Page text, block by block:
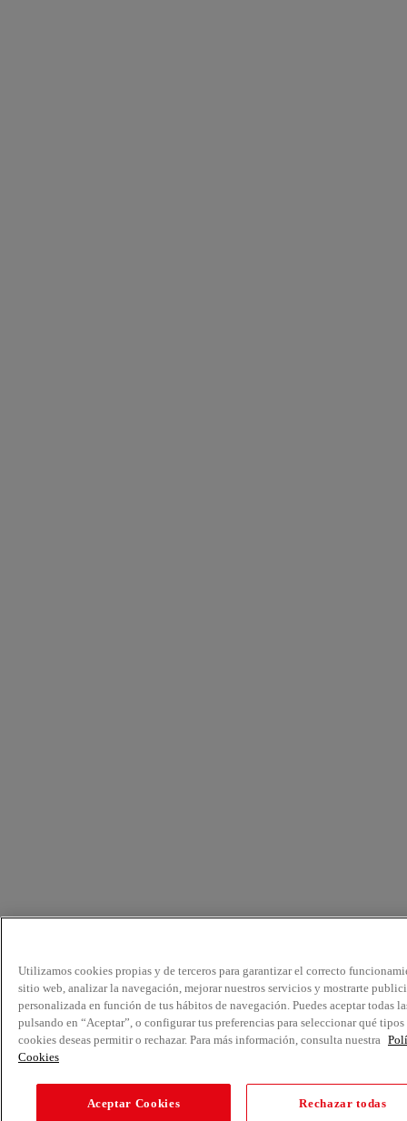
Utilizamos cookies propias y de terceros para garantizar el correcto
sitio web, analizar la navegación, mejorar nuestros servicios y mostrarte
personalizada en función de tus hábitos de navegación. Puedes aceptar todas
pulsando en “Aceptar”, o configurar tus preferencias para seleccionar qué tipos
cookies deseas permitir o rechazar. Para más información, consulta nuestra
Cookies
Aceptar Cookies Rechazar todas